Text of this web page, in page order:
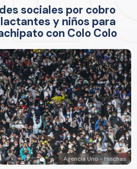
sociales por cobro
y niños para
con Colo Colo
Agencia Uno - Hinchas